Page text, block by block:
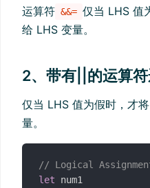
运算符 &&= 仅当 LHS 值
给 LHS 变量。
2、带有||的运算
仅当 LHS 值为假时，才
量。
// Logical
let